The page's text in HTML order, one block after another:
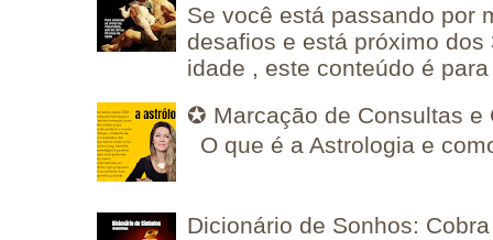
Se você está passando por
desafios e está próximo
idade , este conteúdo é
✪ Marcação de Consultas e
O que é a Astrologia e
Dicionário de Sonhos: Cobra